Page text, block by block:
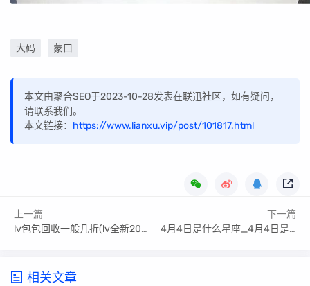
大码 蒙口
本文由聚合SEO于2023-10-28发表在联迅社区，如有疑问，
请联系我们。
本文链接： https://www.lianxu.vip/post/101817.html
上一篇
lv包包回收一般几折(lv全新2023)
下一篇
4月4日是什么星座_4月4日是什么星座女生
相关文章